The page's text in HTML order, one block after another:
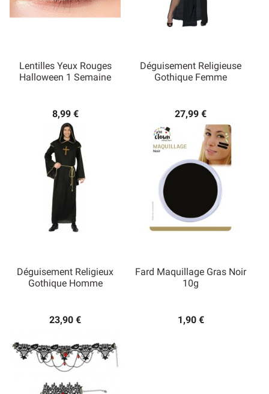
Lentilles Yeux Rouges
Halloween 1 Semaine
8,99 €
Déguisement Religieuse
Gothique Femme
27,99 €
Déguisement Religieux
Gothique Homme
23,90 €
Fard Maquillage Gras Noir
10g
1,90 €